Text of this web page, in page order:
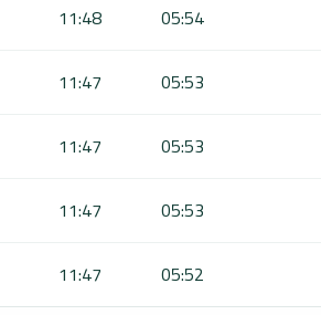
05:54
11:48
05:53
11:47
05:53
11:47
05:53
11:47
05:52
11:47